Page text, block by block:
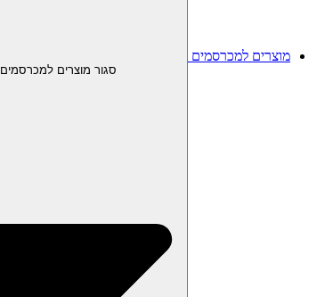
מוצרים למכרסמים
סגור מוצרים למכרסמים